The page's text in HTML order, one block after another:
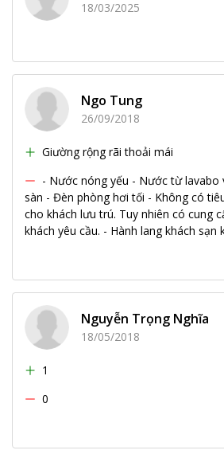
18/03/2025
Ngo Tung
26/09/2018
Giường rộng rãi thoải mái
- Nước nóng yếu - Nước từ lavabo
sàn - Đèn phòng hơi tối - Không có
cho khách lưu trú. Tuy nhiên có cung
khách yêu cầu. - Hành lang khách sạn
Nguyễn Trọng Nghĩa
18/05/2018
1
0